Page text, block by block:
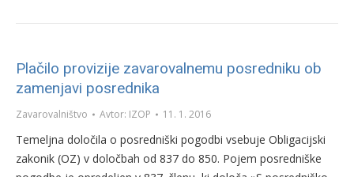
Plačilo provizije zavarovalnemu posredniku ob
zamenjavi posrednika
Zavarovalništvo Avtor: IZOP 11. 1. 2016
Temeljna določila o posredniški pogodbi vsebuje Obligacijski
zakonik (OZ) v določbah od 837 do 850. Pojem posredniške